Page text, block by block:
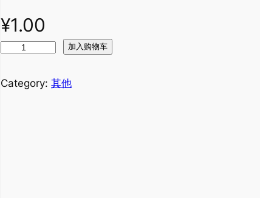
¥1.00
用
加入购物车
Category: 其他